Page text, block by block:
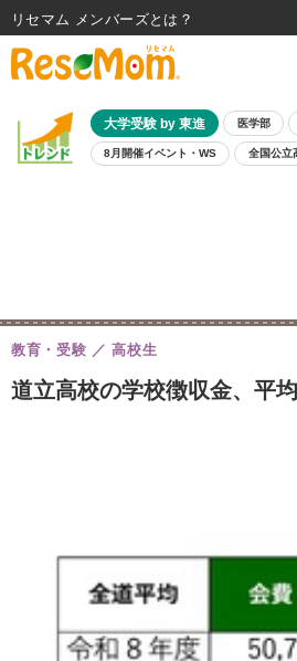
大学受験 by 東進 医学部
8月開催イベント・WS 全国公立
道立高校の学校徴収金、平
教育・受験 高校生
リセマム メンバーズ